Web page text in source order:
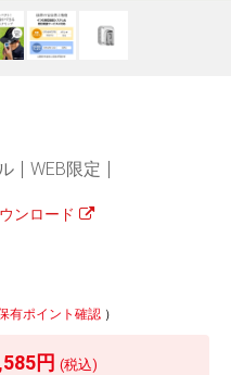
WEB限定
ンロード
有ポイント確認 ）
円 (税込)